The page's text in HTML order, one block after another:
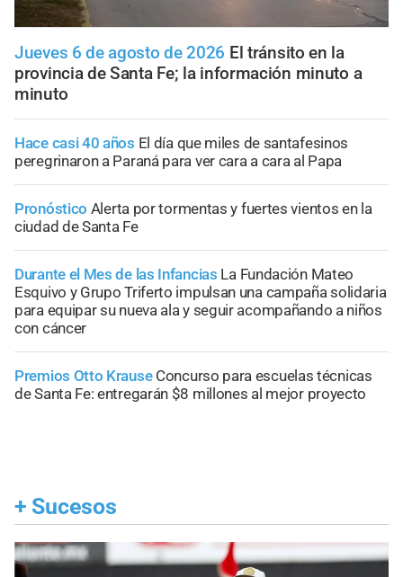
Jueves 6 de agosto de 2026 El tránsito en la
provincia de Santa Fe; la información minuto a
minuto
Hace casi 40 años El día que miles de santafesinos
peregrinaron a Paraná para ver cara a cara al Papa
Pronóstico Alerta por tormentas y fuertes vientos en la
ciudad de Santa Fe
Durante el Mes de las Infancias La Fundación Mateo
Esquivo y Grupo Triferto impulsan una campaña solidaria
para equipar su nueva ala y seguir acompañando a niños
con cáncer
Premios Otto Krause Concurso para escuelas técnicas
de Santa Fe: entregarán $8 millones al mejor proyecto
+ Sucesos